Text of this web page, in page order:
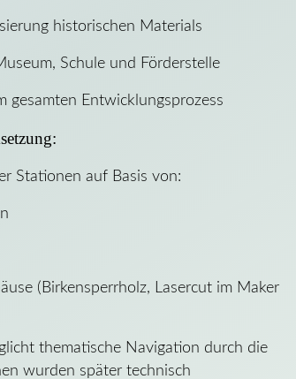
historischen Materials
Schule und Förderstelle
gesamten Entwicklungsprozess
Stationen auf Basis von:
(Birkensperrholz, Lasercut im Maker
thematische Navigation durch die
wurden später technisch